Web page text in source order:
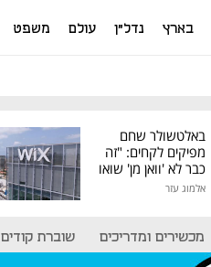
בארץ נדל"ן עולם משפט
באלטשולר שחם
מפיקים לקחים: "זה
כבר לא 'וואן מן' שואו
של גילעד"
אלמוג עזר
מכשירים ומדריכים שוברת קודים